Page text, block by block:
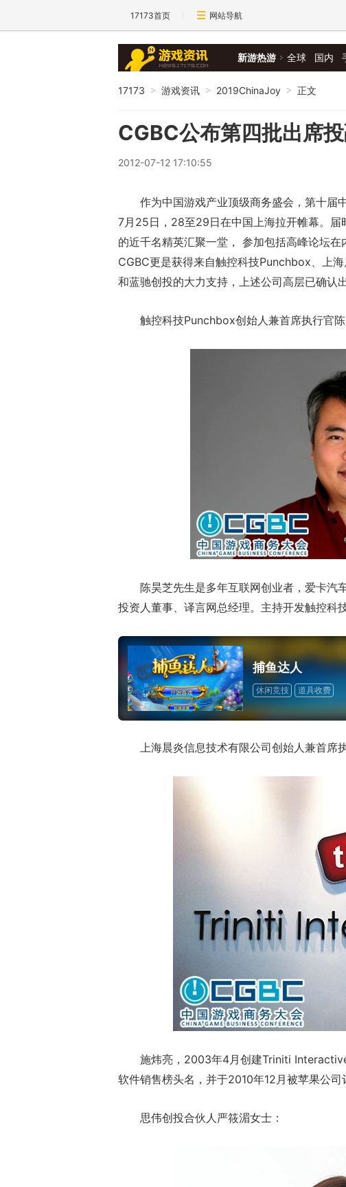
17173首页 网站导航
新游热游 全球 国内
17173 > 游戏资讯 > 2019ChinaJoy > 正文
CGBC公布第四批出席
2012-07-12 17:10:55
作为中国游戏产业顶级商务盛会，第十届
7月25日，28至29日在中国上海拉开帷幕。
的近千名精英汇聚一堂， 参加包括高峰论坛在
CGBC更是获得来自触控科技Punchbox、上
和蓝驰创投的大力支持，上述公司高层已确认
触控科技Punchbox创始人兼首席执行官陈
陈昊芝先生是多年互联网创业者，爱卡
投资人董事、译言网总经理。主持开发触控科
捕鱼达人
休闲竞技 道具收费
上海晨炎信息技术有限公司创始人兼首席
施炜亮，2003年4月创建Triniti
软件销售榜头名，并于2010年12月被苹果公司
思伟创投合伙人严筱湄女士：